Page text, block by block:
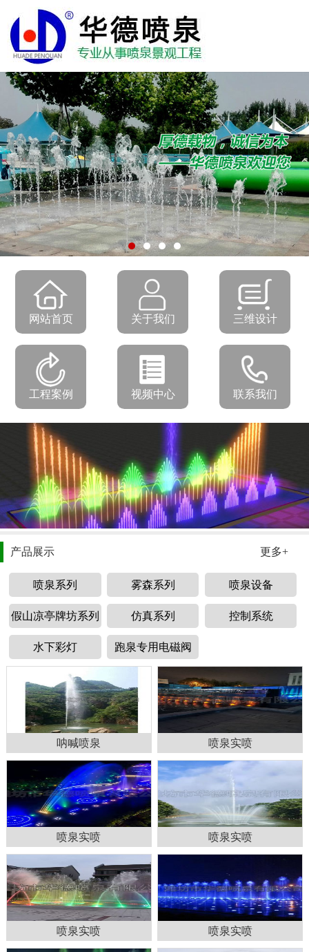
1 2 3 4
网站首页 关于我们 三维设计
工程案例 视频中心 联系我们
产品展示 更多+
喷泉系列 雾森系列 喷泉设备
假山凉亭牌坊系列 仿真系列 控制系统
水下彩灯 跑泉专用电磁阀
呐喊喷泉 喷泉实喷
喷泉实喷 喷泉实喷
喷泉实喷 喷泉实喷